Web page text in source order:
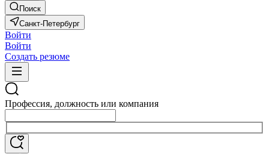
Поиск
Санкт-Петербург
Войти
Войти
Создать резюме
Профессия, должность или компания